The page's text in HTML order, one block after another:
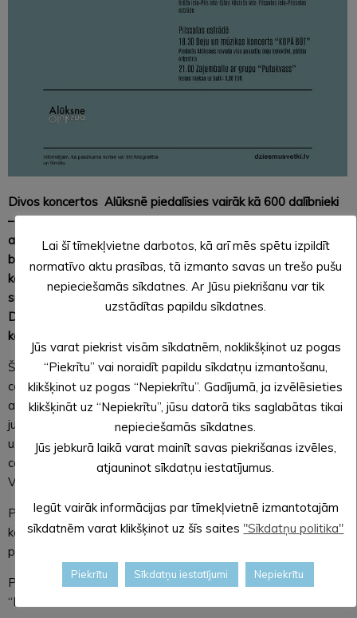
Divos koncertos Alūksnē piedalīsies vairāk kā 600 dalībnieki
– visi Alūksnes novada Dziesmu un Deju svētku kolektīvi, kā
arī novada dziedošie un dejojošie bērni un jaunieši no
bērnudārza līdz vidusskolas vecumam. Svētku dalībnieki
koncertos izdziedās, izdejos, izspēlēs svētku repertuāru
savās mājās pirms došanās uz XXVII Vispārējiem latviešu
Dziesmu un XVII Deju svētkiem Rīgā, pārējiem kolektīviem
koncertos būs brīvas izvēles repertuārs.
Šajā dienā radīsim svētkus viens otram – Alūksnes Kultūras
centrā notiks visu paaudžu koru, bērnu un jauniešu vokālo
ansambļu, apvienotā koklētāju ansambļa koncerts “Kopā
just”, ko vēros visi deju kolektīvi un, protams, skatītāji, kuri
uzgavilēs koncerta dalībniekiem. Pēc koncerta no Kultūras
centra dalībnieku gājiens – Brūža ielas – Pils iela – Ojāra
Vācieša iela –Pilssalas iela – Pilssalas estrāde.
Pilssalas estrādē svētki turpināsies ar deju un mūzikas
koncerts “ Kopā būt”, kurā piedalīsies Alūksnes novada visu
paaudžu deju kolektīvi un pūtēju orķestris.
Pēc koncerta pirmā vasaras zaļumballe ar grupu
“Putukvass”.
Lai šī tīmekļvietne darbotos, kā arī mēs spētu izpildīt
normatīvo aktu prasības, tā izmanto savas un trešo pušu
nepieciešamās sīkdatnes. Ar Jūsu piekrišanu var tik
uzstādītas papildu sīkdatnes.
Jūs varat piekrist visām sīkdatnēm, noklikšķinot uz pogas
“Piekrītu” vai noraidīt papildu sīkdatņu izmantošanu,
klikšķinot uz pogas “Nepiekrītu”. Gadījumā, ja izvēlēsieties
klikšķināt uz “Nepiekrītu”, jūsu datorā tiks saglabātas tikai
nepieciešamās sīkdatnes.
Jūs jebkurā laikā varat mainīt savas piekrišanas izvēles,
atjauninot sīkdatņu iestatījumus.
Iegūt vairāk informācijas par tīmekļvietnē izmantotajām
sīkdatnēm varat klikšķinot uz šīs saites "Sīkdatņu politika"
Piekrītu Sīkdatņu iestatījumi Nepiekrītu